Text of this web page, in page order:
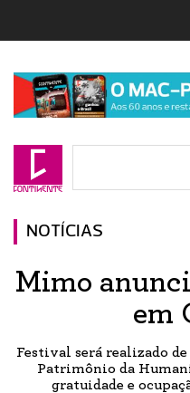
NOTÍCIAS
Mimo
em
Festival será realizado de
Patrimônio da
gratuidade e